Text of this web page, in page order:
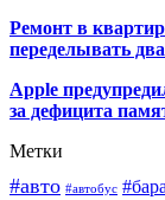
Ремонт в
переделывать
Apple
за дефицита
Метки
#авто #автобус